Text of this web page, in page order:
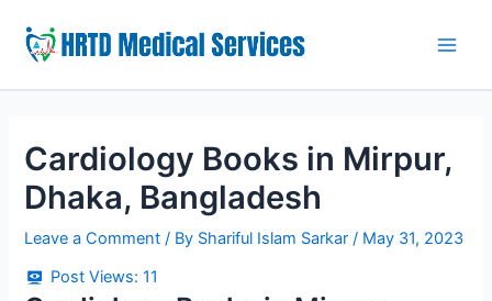
content
Cardiology Books in Mirpur,
Dhaka, Bangladesh
Leave a Comment / By Shariful Islam Sarkar/ May 31, 2023
Post Views: 11